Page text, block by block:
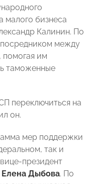
малого бизнеса
Калинин. По
посредником между
помогая им
таможенные
переключиться на
он.
мер поддержки
так и
президент
Елена Дыбова. По